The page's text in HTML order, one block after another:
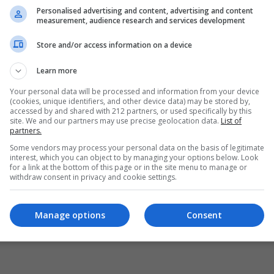
Personalised advertising and content, advertising and content
measurement, audience research and services development
Store and/or access information on a device
Learn more
Your personal data will be processed and information from your device
(cookies, unique identifiers, and other device data) may be stored by,
accessed by and shared with 212 partners, or used specifically by this
site. We and our partners may use precise geolocation data. List of
partners.
Some vendors may process your personal data on the basis of legitimate
interest, which you can object to by managing your options below. Look
for a link at the bottom of this page or in the site menu to manage or
withdraw consent in privacy and cookie settings.
Consent
Manage options